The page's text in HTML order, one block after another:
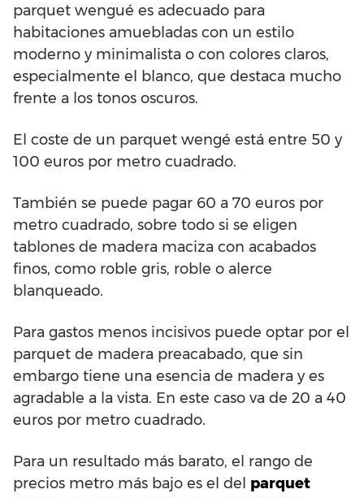
parquet wengué es adecuado para
habitaciones amuebladas con un estilo
moderno y minimalista o con colores claros,
especialmente el blanco, que destaca mucho
frente a los tonos oscuros.
El coste de un parquet wengé está entre 50 y
100 euros por metro cuadrado.
También se puede pagar 60 a 70 euros por
metro cuadrado, sobre todo si se eligen
tablones de madera maciza con acabados
finos, como roble gris, roble o alerce
blanqueado.
Para gastos menos incisivos puede optar por el
parquet de madera preacabado, que sin
embargo tiene una esencia de madera y es
agradable a la vista. En este caso va de 20 a 40
euros por metro cuadrado.
Para un resultado más barato, el rango de
precios metro más bajo es el del parquet